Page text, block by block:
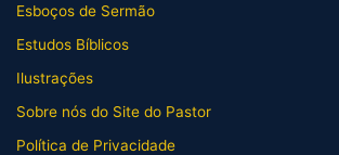
Esboços de Sermão
Estudos Bíblicos
Ilustrações
Sobre nós do Site do Pastor
Política de Privacidade